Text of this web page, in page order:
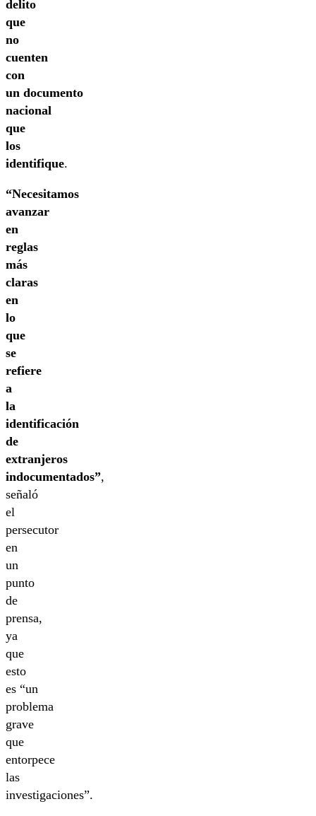
delito
que
no
cuenten
con
un documento
nacional
que
los
identifique.
“Necesitamos
avanzar
en
reglas
más
claras
en
lo
que
se
refiere
a
la
identificación
de
extranjeros
indocumentados”,
señaló
el
persecutor
en
un
punto
de
prensa,
ya
que
esto
es “un
problema
grave
que
entorpece
las
investigaciones”.